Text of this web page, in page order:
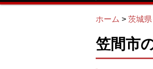
ホーム > 茨城県
笠間市